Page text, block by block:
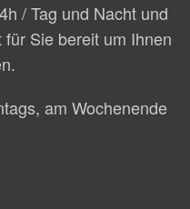
/ Tag und Nacht und
Sie bereit um Ihnen
am Wochenende